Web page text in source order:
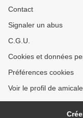
Contact
Signaler un abus
C.G.U.
Cookies et données
Préférences cookies
Voir le profil de